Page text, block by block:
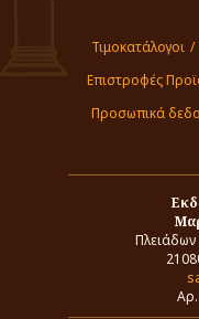
Τιμοκατάλογοι /
Επιστροφές
Προσωπικά